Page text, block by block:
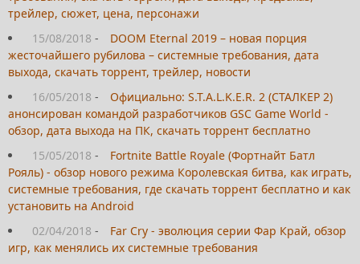
трейлер, сюжет, цена, персонажи
15/08/2018 -
DOOM Eternal 2019 – новая порция
жесточайшего рубилова – системные требования, дата
выхода, скачать торрент, трейлер, новости
16/05/2018 -
Официально: S.T.A.L.K.E.R. 2 (СТАЛКЕР 2)
анонсирован командой разработчиков GSC Game World -
обзор, дата выхода на ПК, скачать торрент бесплатно
15/05/2018 -
Fortnite Battle Royale (Фортнайт Батл
Рояль) - обзор нового режима Королевская битва, как играть,
системные требования, где скачать торрент бесплатно и как
установить на Android
02/04/2018 -
Far Cry - эволюция серии Фар Край, обзор
игр, как менялись их системные требования